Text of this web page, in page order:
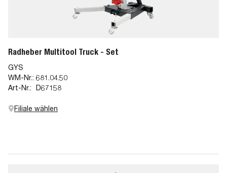
Radheber Multitool Truck - Set
GYS
WM-Nr.: 681.04.50
Art-Nr.: D67158
Filiale wählen